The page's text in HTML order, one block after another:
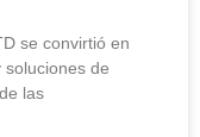
se convirtió en
de
las